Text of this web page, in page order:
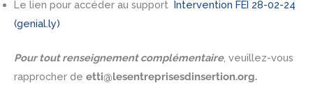
Le lien pour accéder au support Intervention FEI 28-02-24
(genial.ly)
Pour tout renseignement complémentaire, veuillez-vous
rapprocher de etti@lesentreprisesdinsertion.org.